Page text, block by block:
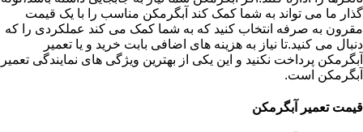
گذار ما می تواند به شما کمک کند آبگرمکن مناسب را با یک قیمت
مقرون به صرفه انتخاب کنید که به شما کمک می کند عملکردی را که
دنبال می کنید.تا نیاز به هزینه های اضافی بابت خرید و یا تعمیر
آبگرمکن پرداخت نکنید و این یکی از بهترین ویژگی های نمایندگی تعمیر
آبگرمکن است.
قیمت تعمیر آبگرمکن